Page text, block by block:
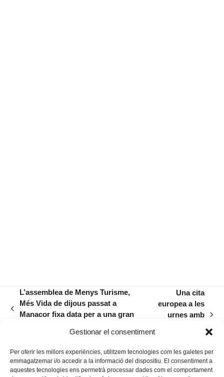
Gestionar el consentiment
Per oferir les millors experiències, utilitzem tecnologies com les galetes per
emmagatzemar i/o accedir a la informació del dispositiu. El consentiment a
aquestes tecnologies ens permetrà processar dades com el comportament
previous
L’assemblea de Menys Turisme,
Més Vida de dijous passat a
Manacor fixa data per a una gran
post:
Una cita
europea a les
urnes amb